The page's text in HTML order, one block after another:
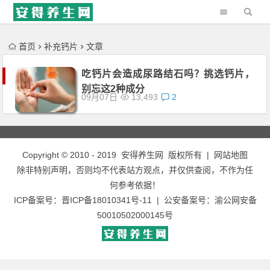
'); })();
首页 补充钙片 文章
吃钙片会造成尿路结石吗？挑选钙片，
别忘这2种成分
09月07日 13,493 2
Copyright © 2010 - 2019 安得养生网 版权所有 |
网站地图
除非特别声明，否则均不代表站方观点，并仅供查阅，不作为任
何参考依据！
ICP备案号： 晋ICP备18010341号-11 | 公安备案号： 渝公网安备
50010502000145号